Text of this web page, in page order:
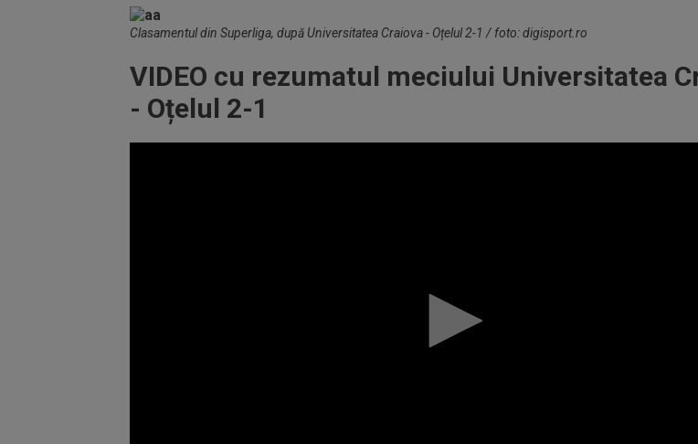
Clasamentul din Superliga, după Universitatea Craiova - Oțelul 2-1 / foto: digisport.ro
VIDEO cu rezumatul meciului Universitatea
- Oțelul 2-1